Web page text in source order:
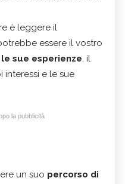
è leggere il
essere il vostro
le sue esperienze, il
interessi e le sue
la pubblicità
un suo percorso di